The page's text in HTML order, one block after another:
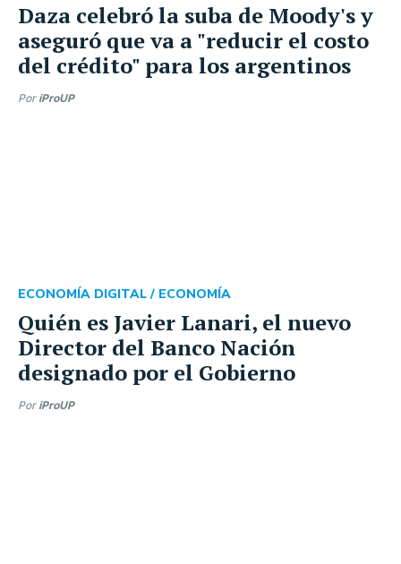
Daza celebró la suba de Moody's y
aseguró que va a "reducir el costo
del crédito" para los argentinos
Por iProUP
Quién es Javier Lanari, el nuevo
Director del Banco Nación
designado por el Gobierno
ECONOMÍA DIGITAL / ECONOMÍA
Por iProUP